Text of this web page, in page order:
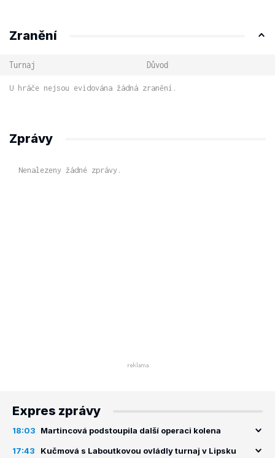
Zranění
Turnaj Důvod
U hráče nejsou evidována žádná zranění.
Zprávy
Nenalezeny žádné zprávy.
Expres zprávy
18:03 Martincová podstoupila další operaci kolena
17:43 Kučmová s Laboutkovou ovládly turnaj v Lipsku